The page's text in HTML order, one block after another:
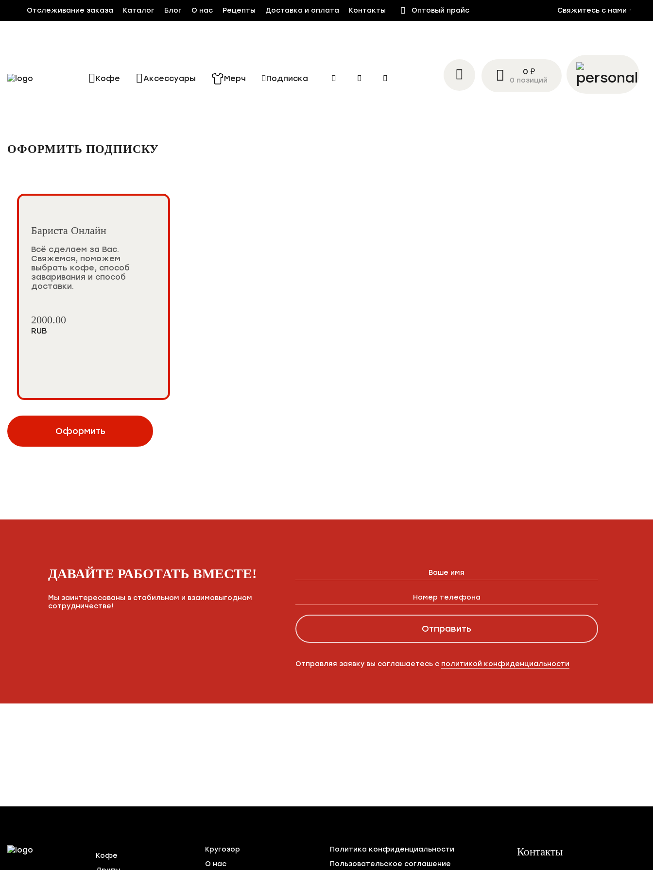
Отслеживание заказа Каталог Блог О нас Рецепты Доставка и оплата Контакты Оптовый прайс Свяжитесь с нами
Кофе Аксессуары Мерч Подписка
0 ₽
0 позиций
ОФОРМИТЬ ПОДПИСКУ
Бариста Онлайн
Всё сделаем за Вас.
Свяжемся, поможем
выбрать кофе, способ
заваривания и способ
доставки.
2000.00
RUB
Оформить
ДАВАЙТЕ РАБОТАТЬ ВМЕСТЕ!
Мы заинтересованы в стабильном и взаимовыгодном
сотрудничестве!
Отправить
Отправляя заявку вы соглашаетесь с политикой конфиденциальности
Кофе
Кругозор
О нас
Политика конфиденциальности
Пользовательское соглашение
Контакты